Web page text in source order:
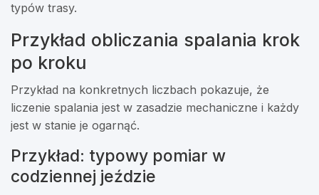
typów trasy.
Przykład obliczania spalania krok
po kroku
Przykład na konkretnych liczbach pokazuje, że
liczenie spalania jest w zasadzie mechaniczne i każdy
jest w stanie je ogarnąć.
Przykład: typowy pomiar w
codziennej jeździe